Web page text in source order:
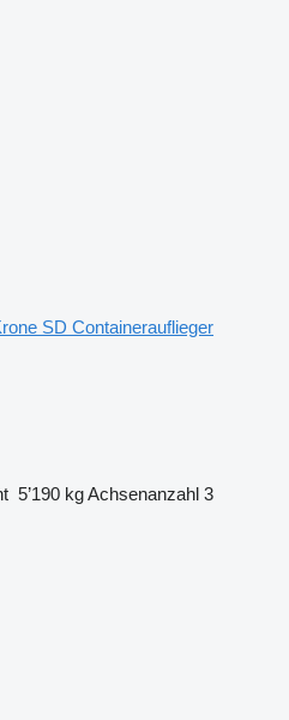
SD Containerauflieger
5’190 kgAchsenanzahl 3